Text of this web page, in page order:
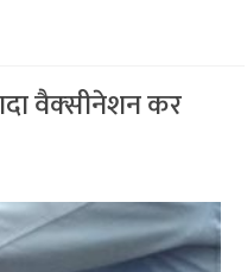
वैक्‍सीनेशन कर